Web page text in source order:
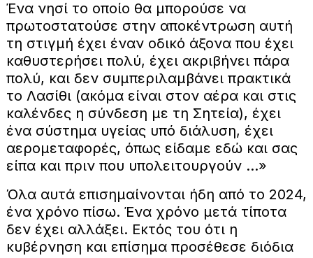
Ένα νησί το οποίο θα μπορούσε να
πρωτοστατούσε στην αποκέντρωση αυτή
τη στιγμή έχει έναν οδικό άξονα που έχει
καθυστερήσει πολύ, έχει ακριβήνει πάρα
πολύ, και δεν συμπεριλαμβάνει πρακτικά
το Λασίθι (ακόμα είναι στον αέρα και στις
καλένδες η σύνδεση με τη Σητεία), έχει
ένα σύστημα υγείας υπό διάλυση, έχει
αερομεταφορές, όπως είδαμε εδώ και σας
είπα και πριν που υπολειτουργούν …»
Όλα αυτά επισημαίνονται ήδη από το 2024,
ένα χρόνο πίσω. Ένα χρόνο μετά τίποτα
δεν έχει αλλάξει. Εκτός του ότι η
κυβέρνηση και επίσημα προσέθεσε διόδια